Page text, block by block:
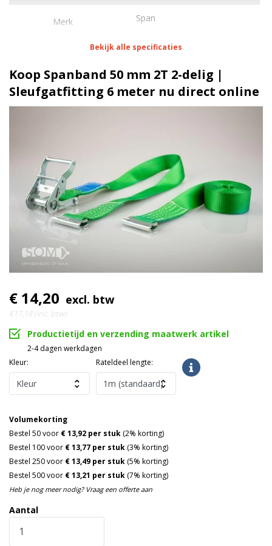
Merk Span
Sleufgatfitting 6 meter
Lengte 1,5 meter
Haak/werklast Sleufgatfitting 50 mm
Ratel Blokratel | 2 Ton
Bekijk alle specificaties
Koop Spanband 50 mm 2T 2-delig |
Sleufgatfitting 6 meter nu direct online
€ 14,20 excl. btw
€17,18 (inc. btw)
Productietijd en verzending maatwerk artikel
2-4 dagen werkdagen
Kleur:
Rateldeel lengte:
Aantal
Volumekorting
Bestel 50 voor € 13,92 per stuk (2% korting)
Bestel 100 voor € 13,77 per stuk (3% korting)
Bestel 250 voor € 13,49 per stuk (5% korting)
Bestel 500 voor € 13,21 per stuk (7% korting)
Heb je nog meer nodig? Vraag een offerte aan